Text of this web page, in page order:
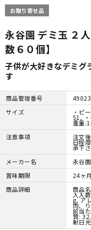
お取り寄せ品
永谷園 デミ玉 ２
数６０個】
子供が大好きなデミグ
す
商品管理番号
サイズ
・ピ
51,
重量
注意事項
注文
日程
承下
メーカー名
永谷園
賞味期限
24ヶ月
商品詳細
商品
入入
g, ア
肉、
前当
質:
射日